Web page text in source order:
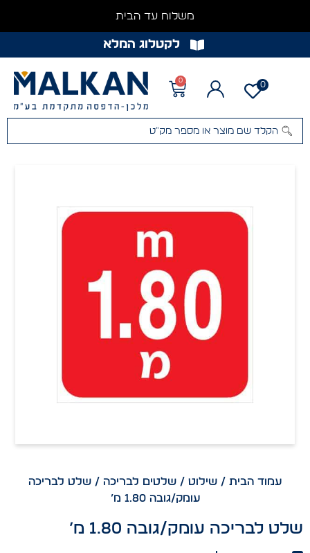
משלוח עד הבית
לקטלוג המלא
0
0
עמוד הבית/ שילוט/ שלטים לבריכה/ שלט לבריכה
עומק/גובה 1.80 מ’
שלט לבריכה עומק/גובה 1.80 מ’